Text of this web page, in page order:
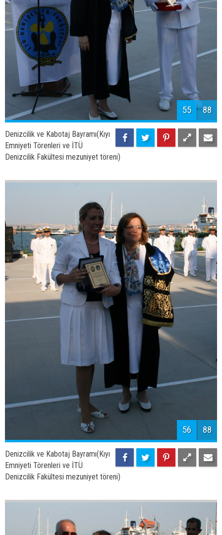
Denizcilik ve Kabotaj Bayramı(Kıyı
Emniyeti Törenleri ve İTÜ
Denizcilik Fakültesi mezuniyet töreni)
Denizcilik ve Kabotaj Bayramı(Kıyı
Emniyeti Törenleri ve İTÜ
Denizcilik Fakültesi mezuniyet töreni)